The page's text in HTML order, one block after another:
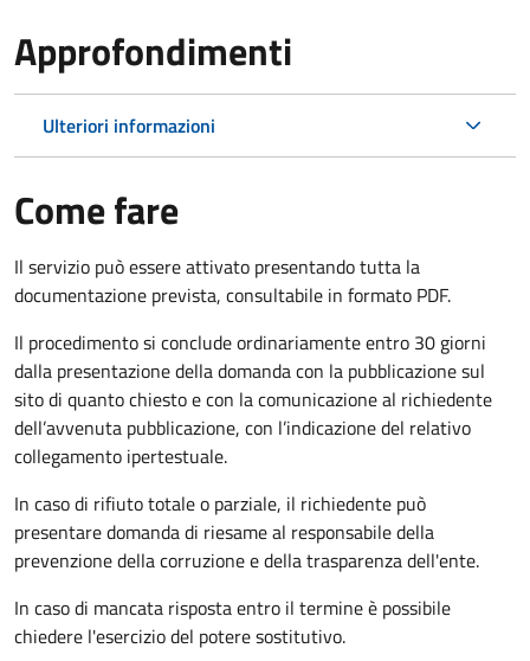
Approfondimenti
Ulteriori informazioni
Come fare
Il servizio può essere attivato presentando tutta la
documentazione prevista, consultabile in formato PDF.
Il procedimento si conclude ordinariamente entro 30 giorni
dalla presentazione della domanda con la pubblicazione sul
sito di quanto chiesto e con la comunicazione al richiedente
dell’avvenuta pubblicazione, con l’indicazione del relativo
collegamento ipertestuale.
In caso di rifiuto totale o parziale, il richiedente può
presentare domanda di riesame al responsabile della
prevenzione della corruzione e della trasparenza dell'ente.
In caso di mancata risposta entro il termine è possibile
chiedere l'esercizio del potere sostitutivo.